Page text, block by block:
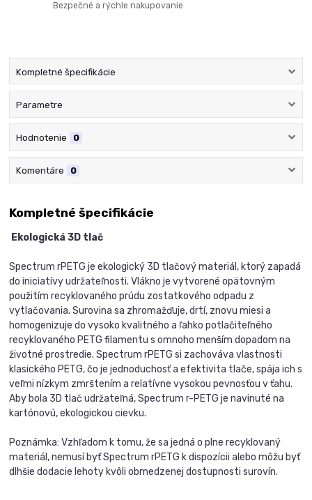
Bezpečné a rýchle nakupovanie
Kompletné špecifikácie
Parametre
Hodnotenie 0
Komentáre 0
Kompletné špecifikácie
Ekologická 3D tlač
Spectrum rPETG je ekologický 3D tlačový materiál, ktorý zapadá
do iniciatívy udržateľnosti. Vlákno je vytvorené opätovným
použitím recyklovaného prúdu zostatkového odpadu z
vytlačovania. Surovina sa zhromažďuje, drtí, znovu miesi a
homogenizuje do vysoko kvalitného a ľahko potlačiteľného
recyklovaného PETG filamentu s omnoho menším dopadom na
životné prostredie. Spectrum rPETG si zachováva vlastnosti
klasického PETG, čo je jednoduchosť a efektivita tlače, spája ich s
veľmi nízkym zmrštením a relatívne vysokou pevnosťou v ťahu.
Aby bola 3D tlač udržateľná, Spectrum r-PETG je navinuté na
kartónovú, ekologickou cievku.
Poznámka: Vzhľadom k tomu, že sa jedná o plne recyklovaný
materiál, nemusí byť Spectrum rPETG k dispozícii alebo môžu byť
dlhšie dodacie lehoty kvôli obmedzenej dostupnosti surovín.